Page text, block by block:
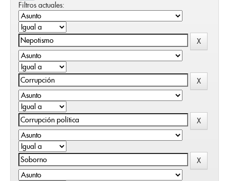
Filtros actuales: